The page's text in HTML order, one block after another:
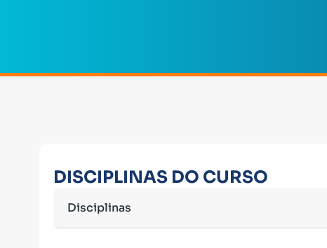
DISCIPLINAS DO CURSO
Disciplinas